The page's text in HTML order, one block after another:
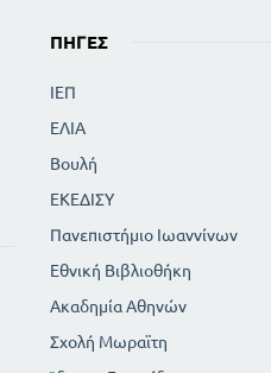
ΠΗΓΈΣ
ΙΕΠ
ΕΛΙΑ
Βουλή
ΕΚΕΔΙΣΥ
Πανεπιστήμιο Ιωαννίνων
Εθνική Βιβλιοθήκη
Ακαδημία Αθηνών
Σχολή Μωραϊτη